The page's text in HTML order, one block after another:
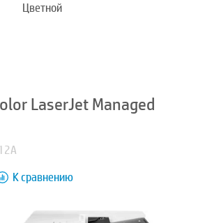
Цветной
LaserJet Managed
К сравнению